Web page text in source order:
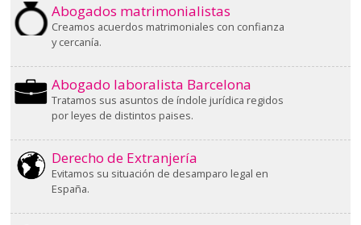
Abogados matrimonialistas
Creamos acuerdos matrimoniales con confianza
y cercanía.
Abogado laboralista Barcelona
Tratamos sus asuntos de índole jurídica regidos
por leyes de distintos paises.
Derecho de Extranjería
Evitamos su situación de desamparo legal en
España.